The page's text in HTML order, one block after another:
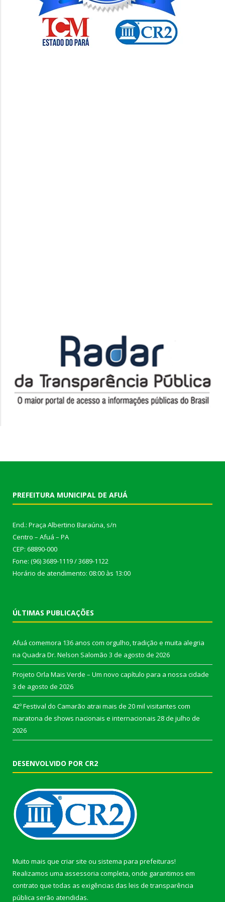
PREFEITURA MUNICIPAL DE AFUÁ
End.: Praça Albertino Baraúna, s/n
Centro – Afuá – PA
CEP: 68890-000
Fone: (96) 3689-1119 / 3689-1122
Horário de atendimento: 08:00 às 13:00
ÚLTIMAS PUBLICAÇÕES
Afuá comemora 136 anos com orgulho, tradição e muita alegria
na Quadra Dr. Nelson Salomão 3 de agosto de 2026
Projeto Orla Mais Verde – Um novo capítulo para a nossa cidade
3 de agosto de 2026
42º Festival do Camarão atrai mais de 20 mil visitantes com
maratona de shows nacionais e internacionais 28 de julho de
2026
DESENVOLVIDO POR CR2
Muito mais que criar site ou sistema para prefeituras!
Realizamos uma assessoria completa, onde garantimos em
contrato que todas as exigências das leis de transparência
pública serão atendidas.